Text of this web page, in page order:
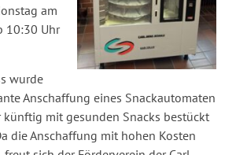
am
10:30 Uhr
wurde
Anschaffung eines Snackautomaten
künftig mit gesunden Snacks bestückt
die Anschaffung mit hohen Kosten